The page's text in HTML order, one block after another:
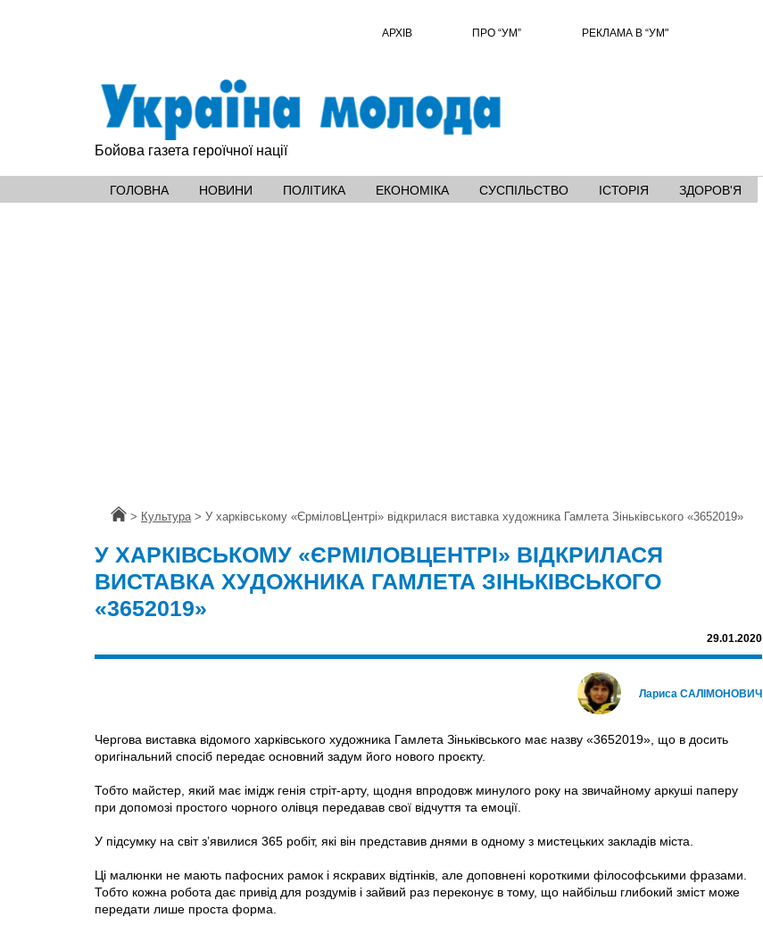
АРХІВ ПРО “УМ” РЕКЛАМА В “УМ"
Бойова газета героїчної нації
ГОЛОВНА НОВИНИ ПОЛІТИКА ЕКОНОМІКА СУСПІЛЬСТВО ІСТОРІЯ ЗДОРОВ'Я
Головна
> Культура > У харківському «ЄрміловЦентрі» відкрилася виставка художника Гамлета Зіньківського «3652019»
У ХАРКІВСЬКОМУ «ЄРМІЛОВЦЕНТРІ» ВІДКРИЛАСЯ
ВИСТАВКА ХУДОЖНИКА ГАМЛЕТА ЗІНЬКІВСЬКОГО
«3652019»
29.01.2020
Лариса САЛІМОНОВИЧ
Чергова виставка відомого харківського художника Гамлета Зіньківського має назву «3652019», що в досить
оригінальний спосіб передає основний задум його нового проєкту.
Тобто майстер, який має імідж генія стріт-арту, щодня впродовж минулого року на звичайному аркуші паперу
при допомозі простого чорного олівця передавав свої відчуття та емоції.
У підсумку на світ з’явилися 365 робіт, які він представив днями в одному з мистецьких закладів міста.
Ці малюнки не мають пафосних рамок і яскравих відтінків, але доповнені короткими філософськими фразами.
Тобто кожна робота дає привід для роздумів і зайвий раз переконує в тому, що найбільш глибокий зміст може
передати лише проста форма.